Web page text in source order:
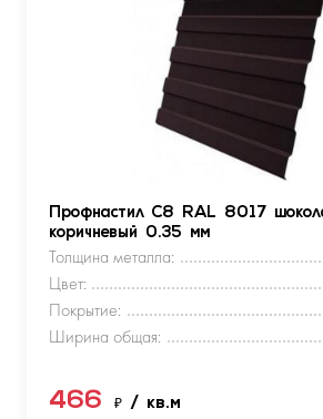
Профнастил С8 RAL 8017
коричневый 0.35 мм
Толщина металла:
Цвет:
Покрытие:
Ширина общая:
466 ₽ / кв.м